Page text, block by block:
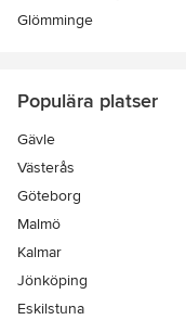
Glömminge
Populära platser
Gävle
Västerås
Göteborg
Malmö
Kalmar
Jönköping
Eskilstuna